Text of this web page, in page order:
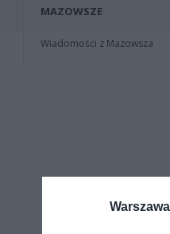
MAZOWSZE
Wiadomości z Mazowsza